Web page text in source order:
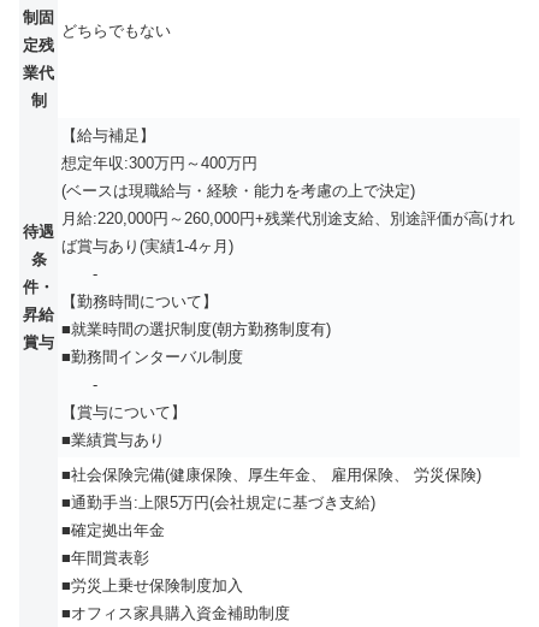
制固
定残
業代
制
どちらでもない
待遇
条
件・
昇給
賞与
【給与補足】
想定年収:300万円～400万円
(ベースは現職給与・経験・能力を考慮の上で決定)
月給:220,000円～260,000円+残業代別途⽀給、別途評価が⾼けれ
ば賞与あり(実績1-4ヶ⽉)
-
【勤務時間について】
■就業時間の選択制度(朝方勤務制度有)
■勤務間インターバル制度
-
【賞与について】
■業績賞与あり
■社会保険完備(健康保険、厚生年金、 雇用保険、 労災保険)
■通勤手当:上限5万円(会社規定に基づき支給)
■確定拠出年金
■年間賞表彰
■労災上乗せ保険制度加入
■オフィス家具購入資金補助制度